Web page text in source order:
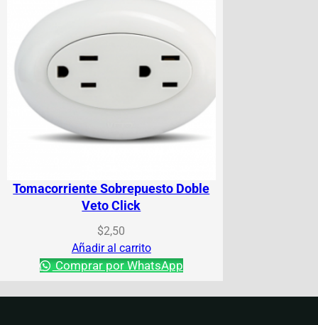
Tomacorriente Sobrepuesto Doble
Veto Click
$2,50
Añadir al carrito
Comprar por WhatsApp